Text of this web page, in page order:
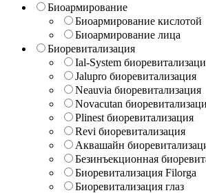
Биоармирование
Биоармирование кислотой
Биоармирование лица
Биоревитализация
Ial-System
Jalupro биоревитализация
Neauvia биоревитализация
Novacutan
Plinest биоревитализация
Revi биоревитализация
Аквашайн
Безинъекционная
Биоревитализация Filorga
Биоревитализация глаз